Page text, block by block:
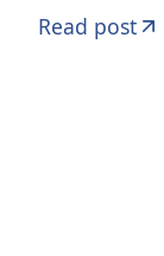
Read post